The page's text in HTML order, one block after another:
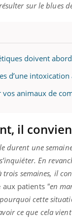
sur le blues
doivent
d’une
animaux de
il
durent une
En
semaines, il
aux patients "en
cette
ce que cela